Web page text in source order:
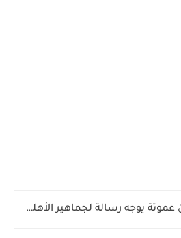
الحسين عموتة يوجه رسالة لجماهير الأهلي بعد توليه القيادة...